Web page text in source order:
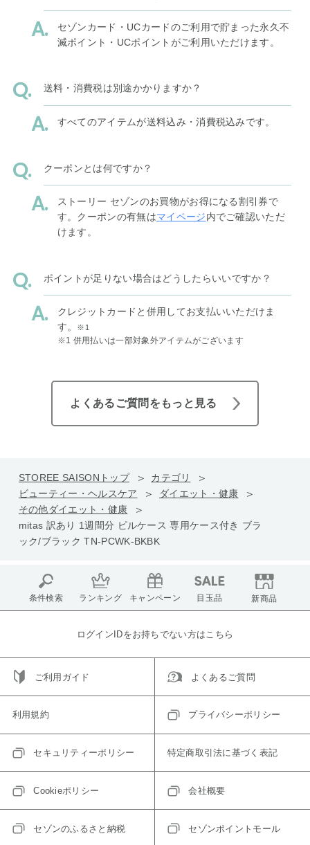
セゾンカード・UCカードのご利用で貯まった永久不
滅ポイント・UCポイントがご利用いただけます。
送料・消費税は別途かかりますか？
すべてのアイテムが送料込み・消費税込みです。
クーポンとは何ですか？
ストーリー セゾンのお買物がお得になる割引券で
す。クーポンの有無はマイページ内でご確認いただ
けます。
ポイントが足りない場合はどうしたらいいですか？
クレジットカードと併用してお支払いいただけま
す。
※1
※1 併用払いは一部対象外アイテムがございます
よくあるご質問をもっと見る
STOREE SAISONトップ
カテゴリ
ビューティー・ヘルスケア
ダイエット・健康
その他ダイエット・健康
mitas 訳あり 1週間分 ピルケース 専用ケース付き ブラ
ック/ブラック TN-PCWK-BKBK
条件検索 ランキング キャンペーン 目玉品 新商品
ログインIDをお持ちでない方はこちら
ご利用ガイド よくあるご質問
利用規約 プライバシーポリシー
セキュリティーポリシー 特定商取引法に基づく表記
Cookieポリシー 会社概要
セゾンのふるさと納税 セゾンポイントモール